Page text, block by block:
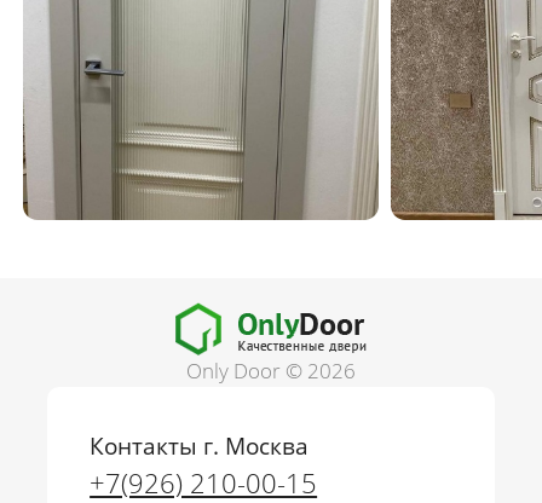
Only Door © 2026
Контакты г. Москва
+7(926) 210-00-15